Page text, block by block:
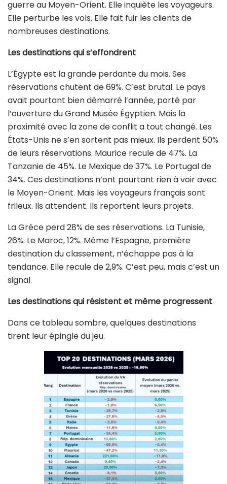
guerre au Moyen-Orient. Elle inquiète les voyageurs.
Elle perturbe les vols. Elle fait fuir les clients de
nombreuses destinations.
Les destinations qui s’effondrent
L’Égypte est la grande perdante du mois. Ses
réservations chutent de 69%. C’est brutal. Le pays
avait pourtant bien démarré l’année, porté par
l’ouverture du Grand Musée Égyptien. Mais la
proximité avec la zone de conflit a tout changé. Les
États-Unis ne s’en sortent pas mieux. Ils perdent 50%
de leurs réservations. Maurice recule de 47%. La
Tanzanie de 45%. Le Mexique de 37%. Le Portugal de
34%. Ces destinations n’ont pourtant rien à voir avec
le Moyen-Orient. Mais les voyageurs français sont
frileux. Ils attendent. Ils reportent leurs projets.
La Grèce perd 28% de ses réservations. La Tunisie,
26%. Le Maroc, 12%. Même l’Espagne, première
destination du classement, n’échappe pas à la
tendance. Elle recule de 2,9%. C’est peu, mais c’est un
signal.
Les destinations qui résistent et même progressent
Dans ce tableau sombre, quelques destinations
tirent leur épingle du jeu.